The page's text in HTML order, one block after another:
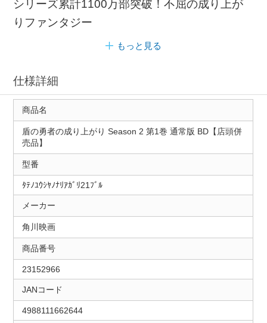
シリーズ累計1100万部突破！不屈の成り上が
りファンタジー
もっと見る
仕様詳細
商品名
盾の勇者の成り上がり Season 2 第1巻 通常版 BD【店頭併
売品】
型番
ﾀﾃﾉﾕｳｼﾔﾉﾅﾘｱｶﾞﾘ21ﾌﾞﾙ
メーカー
角川映画
商品番号
23152966
JANコード
4988111662644